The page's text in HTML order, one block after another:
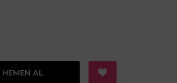
HEMEN AL